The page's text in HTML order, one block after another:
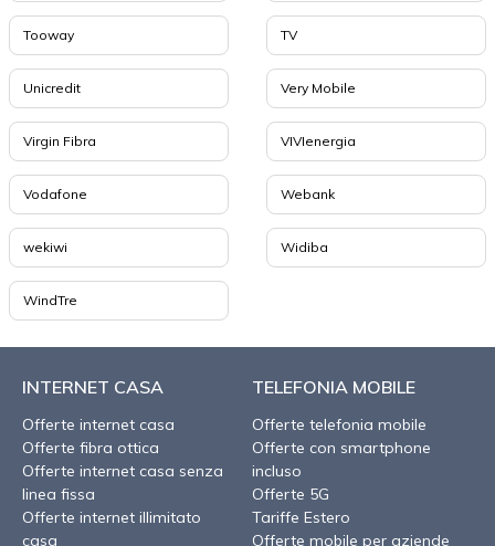
Tooway TV
Unicredit Very Mobile
Virgin Fibra VIVIenergia
Vodafone Webank
wekiwi Widiba
WindTre
INTERNET CASA
Offerte internet casa
Offerte fibra ottica
Offerte internet casa senza
linea fissa
Offerte internet illimitato
casa
TELEFONIA MOBILE
Offerte telefonia mobile
Offerte con smartphone
incluso
Offerte 5G
Tariffe Estero
Offerte mobile per aziende